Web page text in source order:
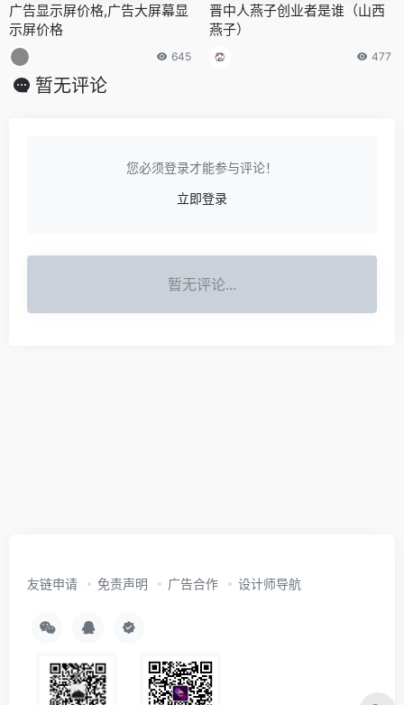
广告显示屏价格,广告大屏幕显
示屏价格
645
晋中人燕子创业者是谁（山西
燕子）
477
暂无评论
您必须登录才能参与评论！
立即登录
暂无评论...
友链申请 免责声明 广告合作 设计师导航